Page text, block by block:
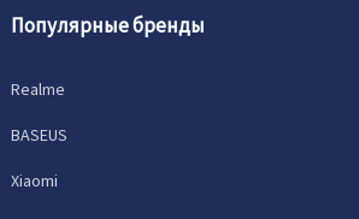
Популярные бренды
Realme
BASEUS
Xiaomi